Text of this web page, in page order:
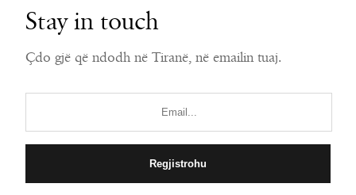
Stay in touch
Çdo gjë që ndodh në Tiranë, në emailin tuaj.